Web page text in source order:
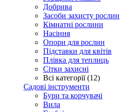
Добрива
Засоби захисту рослин
Кімнатні рослини
Насіння
Опори для рослин
Підставки для квітів
Плівка для теплиць
Сітки захисні
Всі категорії (12)
Садові інструменти
Бури та корчувачі
Вила